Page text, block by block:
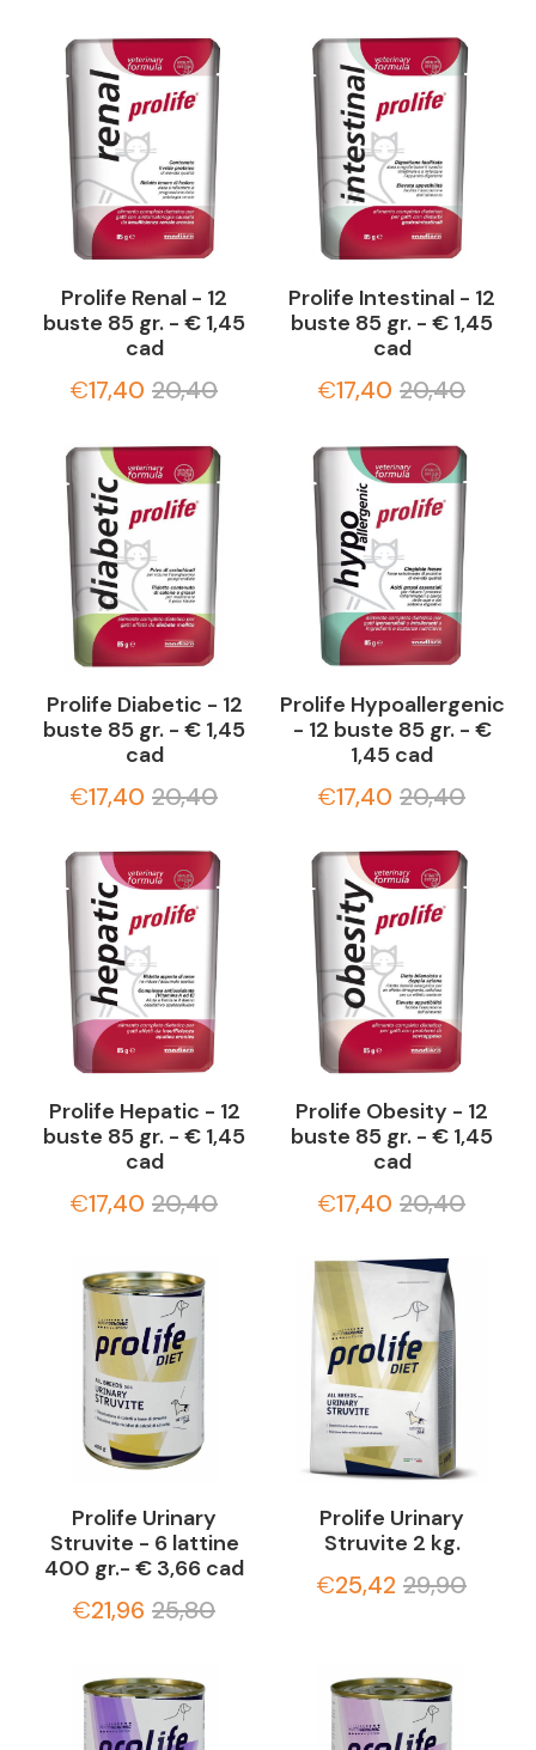
Prolife Renal - 12
buste 85 gr. - € 1,45
cad
€17,40 20,40
Prolife Intestinal - 12
buste 85 gr. - € 1,45
cad
€17,40 20,40
Prolife Diabetic - 12
buste 85 gr. - € 1,45
cad
€17,40 20,40
Prolife Hypoallergenic
- 12 buste 85 gr. - €
1,45 cad
€17,40 20,40
Prolife Hepatic - 12
buste 85 gr. - € 1,45
cad
€17,40 20,40
Prolife Obesity - 12
buste 85 gr. - € 1,45
cad
€17,40 20,40
Prolife Urinary
Struvite - 6 lattine
400 gr.- € 3,66 cad
€21,96 25,80
Prolife Urinary
Struvite 2 kg.
€25,42 29,90